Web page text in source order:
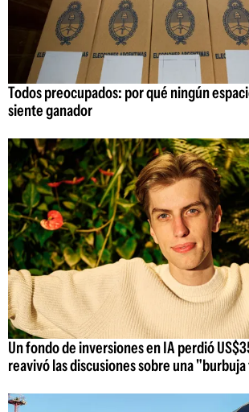
Todos preocupados: por qué ningún
siente ganador
Un fondo de inversiones en IA perdió
reavivó las discusiones sobre una